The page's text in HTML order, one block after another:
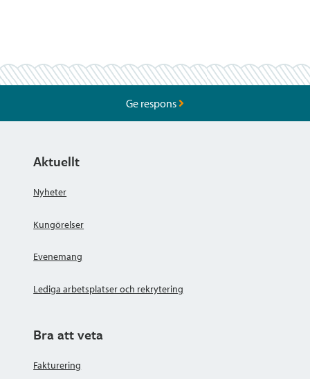
Ge respons
Aktuellt
Nyheter
Kungörelser
Evenemang
Lediga arbetsplatser och rekrytering
Bra att veta
Fakturering